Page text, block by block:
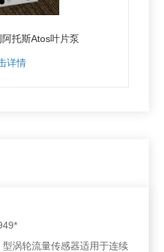
托斯Atos叶片泵
详情
涡轮流量传感器适用于连续